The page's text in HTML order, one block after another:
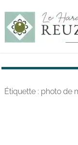
Étiquette : photo de